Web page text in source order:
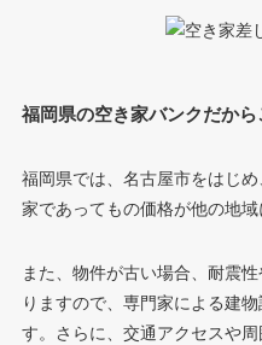
福岡県の空き家バンクだから
福岡県では、名古屋市をはじ
家であってもの価格が他の地域
また、物件が古い場合、耐震
りますので、専門家による建
す。さらに、交通アクセスや